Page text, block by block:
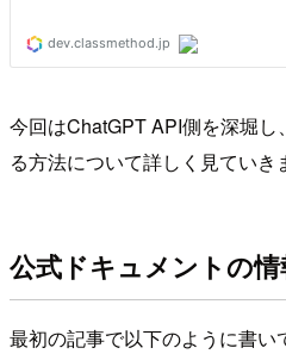
今回はChatGPT API側を深堀
る方法について詳しく見ていき
公式ドキュメントの情
最初の記事で以下のように書い